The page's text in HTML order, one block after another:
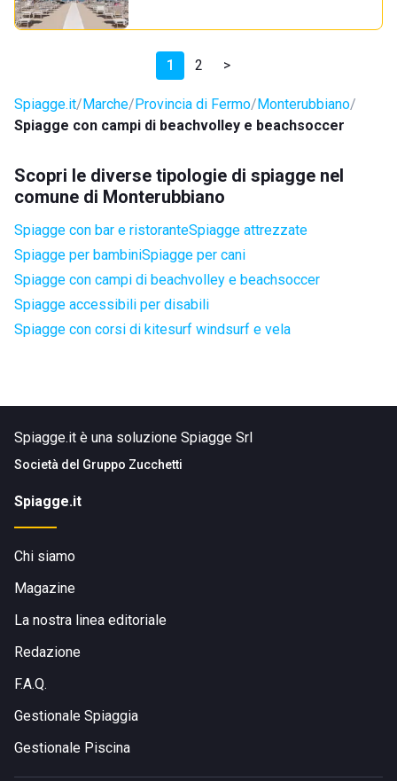
1 2 >
Spiagge.it Marche Provincia di Fermo Monterubbiano
Spiagge con campi di beachvolley e beachsoccer
Scopri le diverse tipologie di spiagge nel
comune di Monterubbiano
Spiagge con bar e ristoranteSpiagge attrezzate
Spiagge per bambiniSpiagge per cani
Spiagge con campi di beachvolley e beachsoccer
Spiagge accessibili per disabili
Spiagge con corsi di kitesurf windsurf e vela
Spiagge.it è una soluzione Spiagge Srl
Società del Gruppo Zucchetti
Spiagge.it
Chi siamo
Magazine
La nostra linea editoriale
Redazione
F.A.Q.
Gestionale Spiaggia
Gestionale Piscina